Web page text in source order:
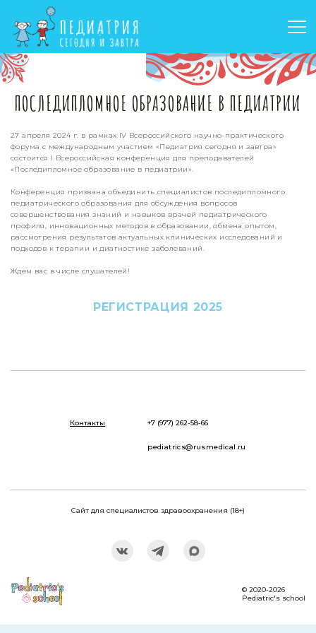
ПОСЛЕДИПЛОМНОЕ ОБРАЗОВАНИЕ В ПЕДИАТРИИ
27 апреля 2024 г. в рамках IV Всероссийского научно-практического
форума с международным участием «Педиатрия сегодня и завтра»
состоится I Всероссийская конференция для преподавателей
«Последипломное образование в педиатрии».
Конференция призвана объединить специалистов последипломного
педиатрического образования для обсуждения вопросов
совершенствования знаний и навыков врачей педиатрического
профиля, инновационных методов в образовании, обмена опытом,
рассмотрения результатов актуальных клинических исследований и
подходов к терапии и диагностике заболеваний.
Ждем вас в числе слушателей!
РЕГИСТРАЦИЯ 2025
Контакты +7 (977) 262-58-66
pediatrics@rusmedical.ru
Сайт для специалистов здравоохранения (18+)
© 2020-2026
Pediatric's school